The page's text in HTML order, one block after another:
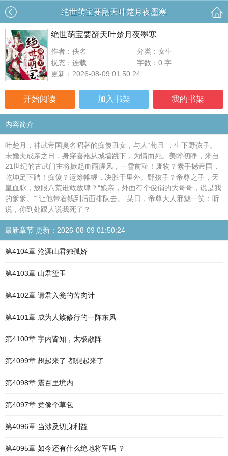
绝世萌宝要翻天叶楚月夜墨寒
绝世萌宝要翻天叶楚月夜墨寒
作者：佚名
分类：女生
状态：连载
字数：0 字
更新：2026-08-09 01:50:24
开始阅读 加入书架 我的书架
内容简介
叶楚月，神武帝国臭名昭著的痴傻丑女，与人“苟且”，生下野孩子。
未婚夫成亲之日，身穿喜袍从城墙跳下，为情而死。美眸初睁，来自
21世纪的古武门主将掀起血雨腥风，一雪前耻！废物？素手撼帝国，
乾坤足下踏！痴傻？运筹帷幄，决胜千里外。野孩子？帝尊之子，天
皇血脉，放眼八荒谁敢放肆？“娘亲，外面有个俊俏的大哥哥，说是我
的爹爹。”“让他带着钱到后面排队去。”某日，帝尊大人邪魅一笑：听
说，你到处跟人说我死了？
最新章节 更新：2026-08-09 01:50:24
第4104章 沧溟山君独孤娇
第4103章 山君玺玉
第4102章 请君入瓮的苦肉计
第4101章 成为人族修行的一阵东风
第4100章 宇内皆知，太极散阵
第4099章 想起来了 都想起来了
第4098章 震百里境内
第4097章 竟像个草包
第4096章 当涉及切身利益
第4095章 如今还有什么绝地将军吗 ？